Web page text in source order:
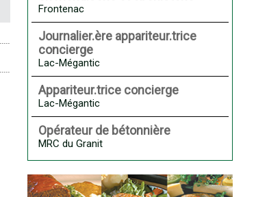
Frontenac
Journalier.ère appariteur.trice
concierge
Lac-Mégantic
Appariteur.trice concierge
Lac-Mégantic
Opérateur de bétonnière
MRC du Granit